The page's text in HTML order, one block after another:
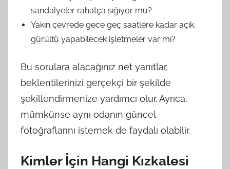
sandalyeler rahatça sığıyor mu?
Yakın çevrede gece geç saatlere kadar açık,
gürültü yapabilecek işletmeler var mı?
Bu sorulara alacağınız net yanıtlar,
beklentilerinizi gerçekçi bir şekilde
şekillendirmenize yardımcı olur. Ayrıca,
mümkünse aynı odanın güncel
fotoğraflarını istemek de faydalı olabilir.
Kimler İçin Hangi Kızkalesi